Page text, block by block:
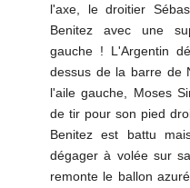
l'axe, le droitier
Benitez avec une
gauche ! L'Argentin
dessus de la barre de
l'aile gauche, Moses
de tir pour son pied
Benitez est battu
dégager à volée sur
remonte le ballon